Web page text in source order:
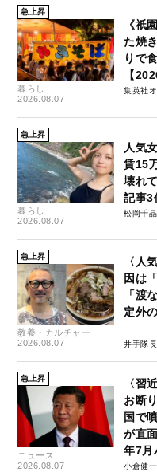
急上昇
暮らし
2026.08.07
《祇
た焼
りで
【
集英社
急上昇
暮らし
2026.08.07
人気
賃15
壊れ
記事3
松岡千晶
急上昇
教養・カルチャー
2026.08.07
〈人
因は
「渡
定外
井手隊長
急上昇
ニュース
2026.08.07
〈習
お断
国で
が直
年7月
小倉健一